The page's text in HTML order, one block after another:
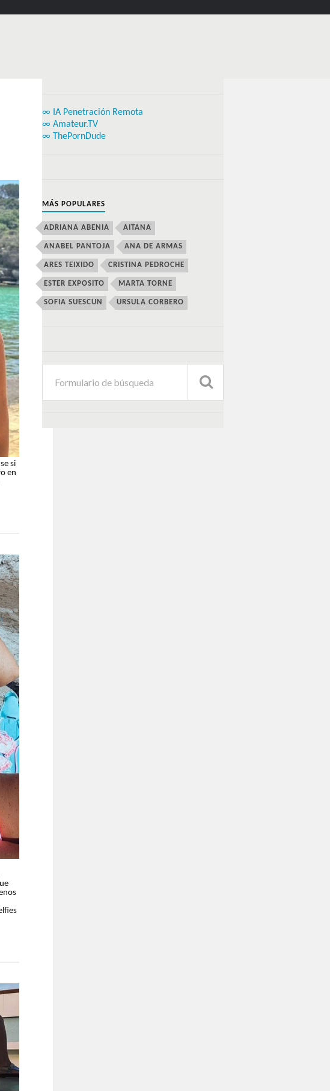
si
en
∞ IA Penetración Remota
∞ Amateur.TV
∞ ThePornDude
MÁS POPULARES
ADRIANA ABENIA AITANA
ANABEL PANTOJA ANA DE ARMAS
ARES TEIXIDO CRISTINA PEDROCHE
ESTER EXPOSITO MARTA TORNE
SOFIA SUESCUN URSULA CORBERO